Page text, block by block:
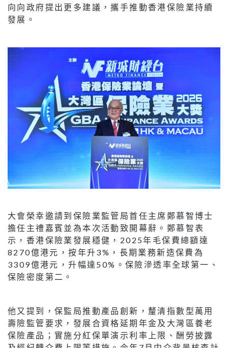
向向政府提出更多建議，攜手推動香港保險業持續
發展。
大會榮幸邀請到保險業監管局首任主席鄭慕智博士
擔任主禮嘉賓並為本次活動致開幕辭。鄭慕智表
示，香港保險業發展穩健，2025年毛保費總額達
8270億港元，按年升3%，長期業務新造保費為
3309億港元，升幅達50%。保險滲透率全球第一、
保險密度第二。
他又提到，保監局推動產品創新，釐清指數型萬用
壽險監管要求，發展合資格延期年金及大灣區養老
保險產品；實施分紅保單演示利率上限、酬勞披露